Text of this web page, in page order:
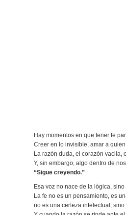
Hay momentos en que tener fe
Creer en lo invisible, amar a
La razón duda, el corazón vacila,
Y, sin embargo, algo dentro de
“Sigue creyendo.”
Esa voz no nace de la lógica, sino
La fe no es un pensamiento, es
no es una certeza intelectual,